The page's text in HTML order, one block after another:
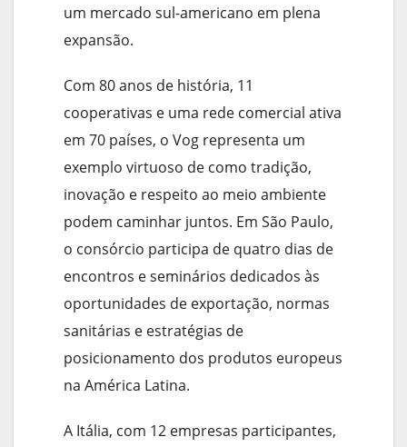
um mercado sul-americano em plena
expansão.
Com 80 anos de história, 11
cooperativas e uma rede comercial ativa
em 70 países, o Vog representa um
exemplo virtuoso de como tradição,
inovação e respeito ao meio ambiente
podem caminhar juntos. Em São Paulo,
o consórcio participa de quatro dias de
encontros e seminários dedicados às
oportunidades de exportação, normas
sanitárias e estratégias de
posicionamento dos produtos europeus
na América Latina.
A Itália, com 12 empresas participantes,